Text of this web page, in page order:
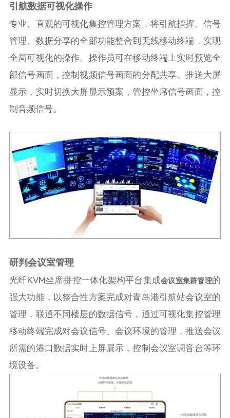
引航数据可视化操作
专业、直观的可视化集控管理方案，将引航指挥、信号
管理、数据分享的全部功能整合到无线移动终端，实现
全局可视化的操作。操作员可在移动终端上实时预览全
部信号画面，控制视频信号画面的分配共享、推送大屏
显示，实时切换大屏显示预案，管控坐席信号画面，控
制音频信号。
研判会议室管理
光纤KVM坐席拼控一体化架构平台集成会议室集群管理的
强大功能，以整合性方案完成对青岛港引航站会议室的
管理，联通不同楼层的数据信号，通过可视化集控管理
移动终端完成对会议信号、会议环境的管理，推送会议
所需的港口数据实时上屏展示，控制会议室调音台等环
境设备。